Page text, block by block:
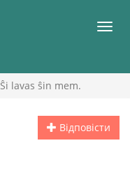
Ŝi lavas ŝin mem.
Відповісти